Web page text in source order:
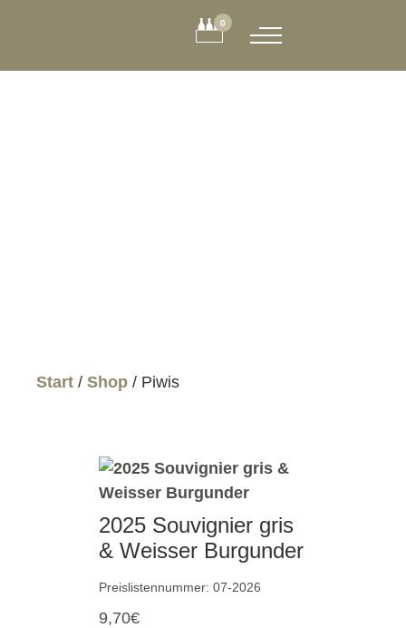
0
Piwis
Start / Shop / Piwis
2025 Souvignier gris
& Weisser Burgunder
Preislistennummer: 07-2026
9,70€